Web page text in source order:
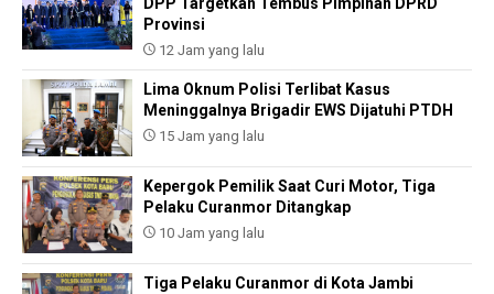
Provinsi
12 Jam yang lalu
Lima Oknum Polisi Terlibat Kasus
Meninggalnya Brigadir EWS Dijatuhi PTDH
15 Jam yang lalu
Kepergok Pemilik Saat Curi Motor, Tiga
Pelaku Curanmor Ditangkap
10 Jam yang lalu
Tiga Pelaku Curanmor di Kota Jambi